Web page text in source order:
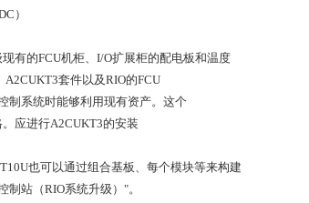
）
有的FCU机柜、I/O扩展柜的配电板和温度
套件以及RIO的FCU
制系统时能够利用现有资产。这个
应进行A2CUKT3的安装
也可以通过组合基板、每个模块等来构建
制站（RIO系统升级）"。